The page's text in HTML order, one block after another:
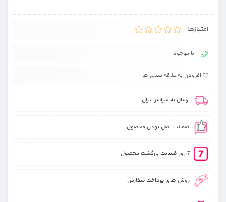
امتیازها
نا موجود
افزودن به علاقه مندی ها
ارسال به سراسر ایران
ضمانت اصل بودن محصول
7 روز ضمانت بازگشت محصول
روش های پرداخت سفارش